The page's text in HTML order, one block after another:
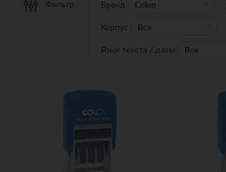
Фильтр Бренд Colop
Корпус Все
Язык текста / даты Все